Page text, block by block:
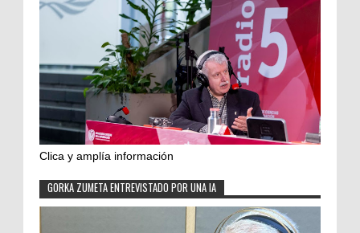
Clica y amplía información
GORKA ZUMETA ENTREVISTADO POR UNA IA